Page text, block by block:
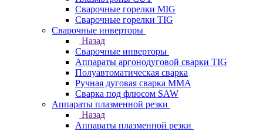
Сварочные горелки MIG
Сварочные горелки TIG
Сварочные инверторы
Назад
Сварочные инверторы
Аппараты аргонодуговой сварки TIG
Полуавтоматическая сварка
Ручная дуговая сварка MMA
Сварка под флюсом SAW
Аппараты плазменной резки
Назад
Аппараты плазменной резки